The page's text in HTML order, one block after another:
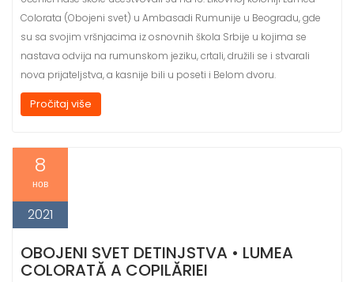
Colorata (Obojeni svet) u Ambasadi Rumunije u Beogradu, gde
su sa svojim vršnjacima iz osnovnih škola Srbije u kojima se
nastava odvija na rumunskom jeziku, crtali, družili se i stvarali
nova prijateljstva, a kasnije bili u poseti i Belom dvoru.
Pročitaj više
8
нов
2021
OBOJENI SVET DETINJSTVA • LUMEA
COLORATĂ A COPILĂRIEI